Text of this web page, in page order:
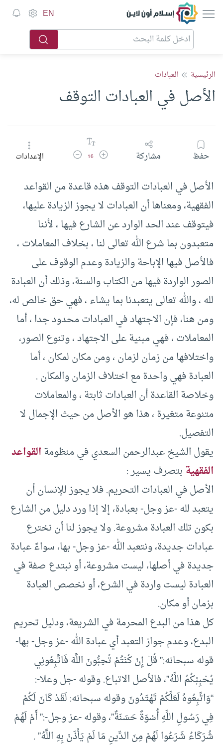
إسلام أون لاين EN
الرئيسية العبادات
الأصل في العبادات التوقف
حفظ مشاركة زيادة حجم الخط
16 تقليل حجم الخطالإعدادات
الأصل في العبادات التوقف هذه قاعدة من القواعد
الفقهية، ومعناها أن العبادات لا يجوز الزيادة عليها،
فيتوقف عند الحد الوارد عن الشارع فيها ، لأننا
متعبدون بما شرع الله تعالى لنا ، بخلاف المعاملات ،
فالأصل فيها الإباحة والزيادة وعدم الوقوف على
الصور الواردة فيها من الكتاب والسنة، وذلك أن العبادة
لله ، والله تعالى يتعبدنا بما يشاء ، فهي حق خالص له،
ومن هنا، فإن الاجتهاد في العبادات محدود جدا ، أما
المعاملات ، فهي مبنية على الاجتهاد ، وتنوع الصور،
واختلافها من زمان لزمان ، ومن مكان لمكان ، أما
العبادة فهي واحدة مع اختلاف الزمان والمكان .
وخلاصة القاعدة أن العبادات ثابتة ، والمعاملات
متنوعة متغيرة ، هذا هو الأصل من حيث الإجمال لا
التفصيل.
يقول الشيخ عبدالرحمن السعدي في منظومةالقواعد
الفقهيةبتصرف يسير :
الأصل في العبادات التحريم. فلا يجوز للإنسان أن
يتعبد لله -عز وجل- بعبادة، إلا إذا ورد دليل من الشارع
بكون تلك العبادة مشروعة. ولا يجوز لنا أن نخترع
عبادات جديدة، ونتعبد الله -عز وجل- بها، سواءً عبادة
جديدة في أصلها، ليست مشروعة، أو نبتدع صفة في
العبادة ليست واردة في الشرع، أو نخصص العبادة
بزمان أو مكان.
كل هذا من البدع المحرمة في الشريعة، ودليل تحريم
البدع، وعدم جواز التعبد أي عبادة الله -عز وجل- بها-
قوله سبحانه:” قُلْ إِنْ كُنْتُمْ تُحِبُّونَ اللَّهَ فَاتَّبِعُونِي
يُحْبِبْكُمُ اللَّهُ”، فالأصل الاتباع. وقوله -جل وعلا-:
“وَاتَّبِعُوهُ لَعَلَّكُمْ تَهْتَدُونَ وقوله سبحانه: لَقَدْ كَانَ لَكُمْ
فِي رَسُولِ اللَّهِ أُسْوَةٌ حَسَنَةٌ”، وقوله -عز وجل-:” أَمْ لَهُمْ
شُرَكَاءُ شَرَعُوا لَهُمْ مِنَ الدِّينِ مَا لَمْ يَأْذَنْ بِهِ اللَّهُ” .